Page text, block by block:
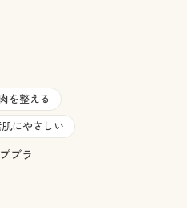
を整える
にやさしい
ブラ